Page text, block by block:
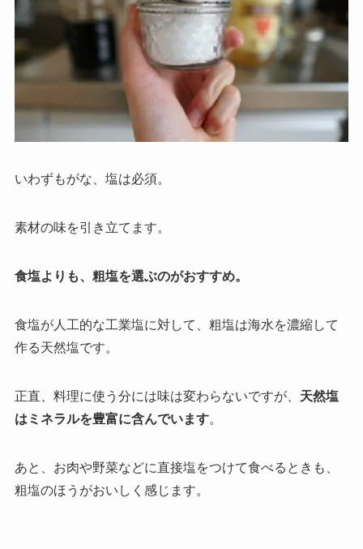
いわずもがな、塩は必須。
素材の味を引き立てます。
食塩よりも、粗塩を選ぶのがおすすめ。
食塩が人工的な工業塩に対して、粗塩は海水を濃縮して
作る天然塩です。
正直、料理に使う分には味は変わらないですが、 天然塩
はミネラルを豊富に含んでいます。
あと、お肉や野菜などに直接塩をつけて食べるときも、
粗塩のほうがおいしく感じます。